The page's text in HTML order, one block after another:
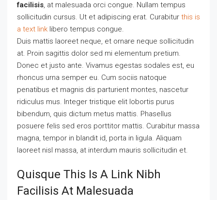
facilisis, at malesuada orci congue. Nullam tempus
sollicitudin cursus. Ut et adipiscing erat. Curabitur this is
a text link libero tempus congue.
Duis mattis laoreet neque, et ornare neque sollicitudin
at. Proin sagittis dolor sed mi elementum pretium.
Donec et justo ante. Vivamus egestas sodales est, eu
rhoncus urna semper eu. Cum sociis natoque
penatibus et magnis dis parturient montes, nascetur
ridiculus mus. Integer tristique elit lobortis purus
bibendum, quis dictum metus mattis. Phasellus
posuere felis sed eros porttitor mattis. Curabitur massa
magna, tempor in blandit id, porta in ligula. Aliquam
laoreet nisl massa, at interdum mauris sollicitudin et.
Quisque This Is A Link Nibh
Facilisis At Malesuada